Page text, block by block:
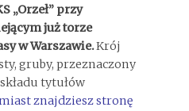
„Orzeł” przy
już torze
w Warszawie.Krój
gruby, przeznaczony
tytułów
znajdziesz stronę